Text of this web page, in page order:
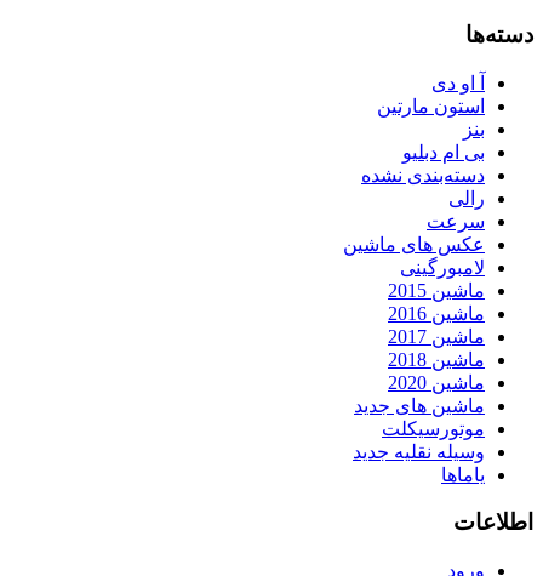
دسته‌ها
آ او دی
استون مارتین
بنز
بی ام دبلیو
دسته‌بندی نشده
رالی
سرعت
عکس های ماشین
لامبورگینی
ماشین 2015
ماشین 2016
ماشین 2017
ماشین 2018
ماشین 2020
ماشین های جدید
موتورسیکلت
وسیله نقلیه جدید
یاماها
اطلاعات
ورود